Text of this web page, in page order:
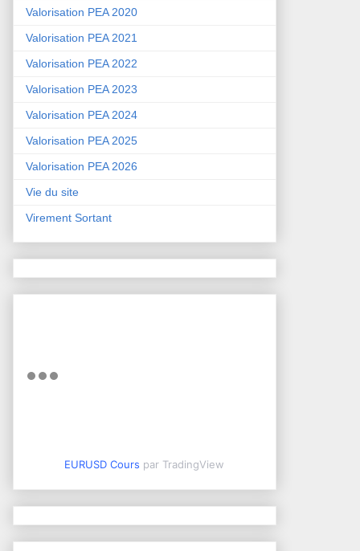
Valorisation PEA 2020
Valorisation PEA 2021
Valorisation PEA 2022
Valorisation PEA 2023
Valorisation PEA 2024
Valorisation PEA 2025
Valorisation PEA 2026
Vie du site
Virement Sortant
EURUSD Cours par TradingView